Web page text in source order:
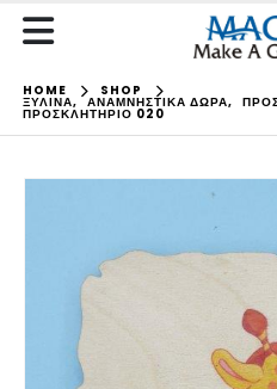
HOME SHOP
ΞΥΛΙΝΑ, ΑΝΑΜΝΗΣΤΙΚΑ ΔΩΡΑ,
ΠΡΟΣΚΛΗΤΉΡΙΟ 020